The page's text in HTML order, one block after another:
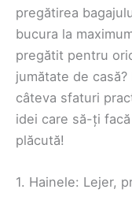
pregătirea
bucura la
pregătit pentru
jumătate de
câteva sfaturi
idei care să-ți
plăcută!
1. Hainele: Lejer,